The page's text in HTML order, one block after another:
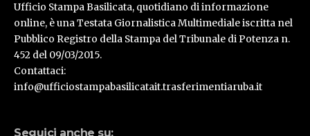
Ufficio Stampa Basilicata, quotidiano di informazione
online, è una Testata Giornalistica Multimediale iscritta nel
Pubblico Registro della Stampa del Tribunale di Potenza n.
452 del 09/03/2015.
Contattaci:
info@ufficiostampabasilicatait.trasferimentiaruba.it
Seguici anche su: